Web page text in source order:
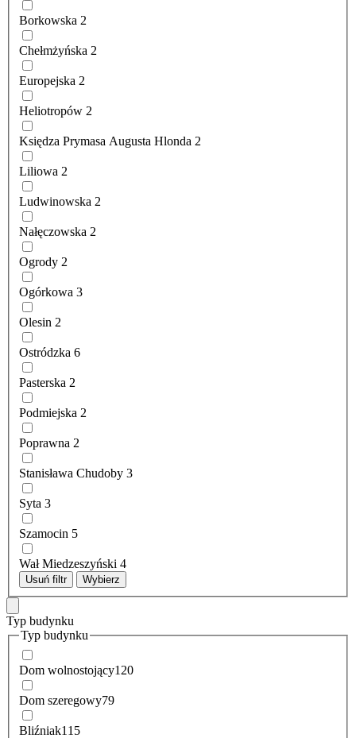
Borkowska 2
Chełmżyńska 2
Europejska 2
Heliotropów 2
Księdza Prymasa Augusta Hlonda 2
Liliowa 2
Ludwinowska 2
Nałęczowska 2
Ogrody 2
Ogórkowa 3
Olesin 2
Ostródzka 6
Pasterska 2
Podmiejska 2
Poprawna 2
Stanisława Chudoby 3
Syta 3
Szamocin 5
Wał Miedzeszyński 4
Usuń filtr Wybierz
Typ budynku
Typ budynku
Dom wolnostojący120
Dom szeregowy79
Bliźniak115